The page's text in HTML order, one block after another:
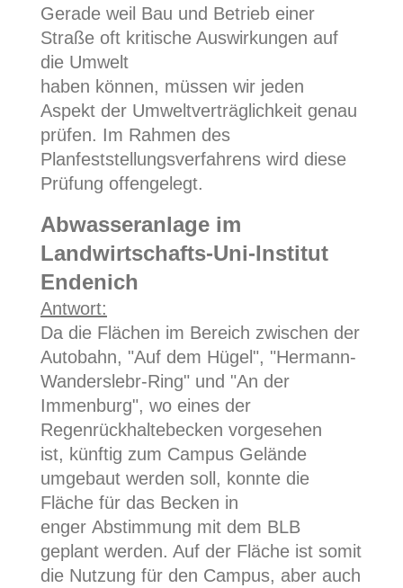
Gerade weil Bau und Betrieb einer
Straße oft kritische Auswirkungen auf
die Umwelt
haben können, müssen wir jeden
Aspekt der Umweltverträglichkeit genau
prüfen. Im Rahmen des
Planfeststellungsverfahrens wird diese
Prüfung offengelegt.
Abwasseranlage im
Landwirtschafts-Uni-Institut
Endenich
Antwort:
Da die Flächen im Bereich zwischen der
Autobahn, "Auf dem Hügel", "Hermann-
Wanderslebr-Ring" und "An der
Immenburg", wo eines der
Regenrückhaltebecken vorgesehen
ist, künftig zum Campus Gelände
umgebaut werden soll, konnte die
Fläche für das Becken in
enger Abstimmung mit dem BLB
geplant werden. Auf der Fläche ist somit
die Nutzung für den Campus, aber auch